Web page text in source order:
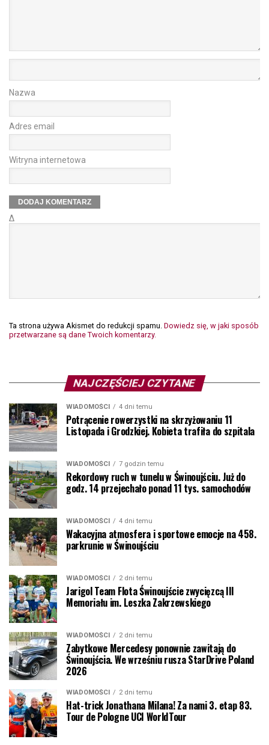
Nazwa
Adres email
Witryna internetowa
Δ
Ta strona używa Akismet do redukcji spamu. Dowiedz się, w jaki sposób
przetwarzane są dane Twoich komentarzy.
NAJCZĘŚCIEJ CZYTANE
WIADOMOŚCI 4 dni temu
Potrącenie rowerzystki na skrzyżowaniu 11
Listopada i Grodzkiej. Kobieta trafiła do szpitala
WIADOMOŚCI 7 godzin temu
Rekordowy ruch w tunelu w Świnoujściu. Już do
godz. 14 przejechało ponad 11 tys. samochodów
WIADOMOŚCI 4 dni temu
Wakacyjna atmosfera i sportowe emocje na 458.
parkrunie w Świnoujściu
WIADOMOŚCI 2 dni temu
Jarigol Team Flota Świnoujście zwycięzcą III
Memoriału im. Leszka Zakrzewskiego
WIADOMOŚCI 2 dni temu
Zabytkowe Mercedesy ponownie zawitają do
Świnoujścia. We wrześniu rusza StarDrive Poland
2026
WIADOMOŚCI 2 dni temu
Hat-trick Jonathana Milana! Za nami 3. etap 83.
Tour de Pologne UCI WorldTour